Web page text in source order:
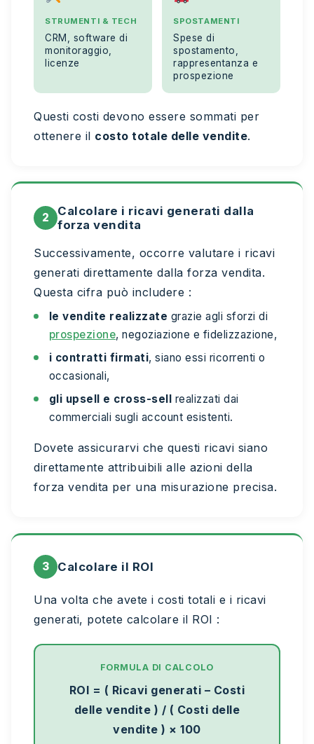
STRUMENTI & TECH
CRM, software di
monitoraggio,
licenze
SPOSTAMENTI
Spese di
spostamento,
rappresentanza e
prospezione
Questi costi devono essere sommati per
ottenere il costo totale delle vendite.
2
Calcolare i ricavi generati dalla
forza vendita
Successivamente, occorre valutare i ricavi
generati direttamente dalla forza vendita.
Questa cifra può includere :
le vendite realizzate grazie agli sforzi di
prospezione, negoziazione e fidelizzazione,
i contratti firmati, siano essi ricorrenti o
occasionali,
gli upsell e cross-sell
realizzati dai
commerciali sugli account esistenti.
Dovete assicurarvi che questi ricavi siano
direttamente attribuibili alle azioni della
forza vendita per una misurazione precisa.
3 Calcolare il ROI
Una volta che avete i costi totali e i ricavi
generati, potete calcolare il ROI :
FORMULA DI CALCOLO
ROI = ( Ricavi generati – Costi
delle vendite ) / ( Costi delle
vendite ) × 100